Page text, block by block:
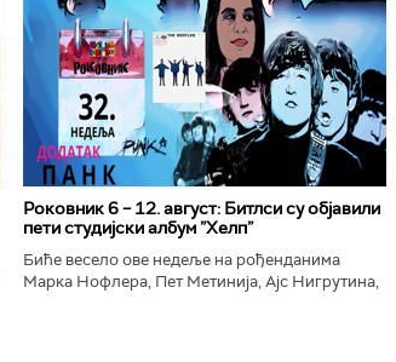
Роковник 6 – 12. август: Битлси су објавили
пети студијски албум ”Хелп”
Биће весело ове недеље на рођенданима
Марка Нофлера, Пет Метинија, Ајс Нигрутина,